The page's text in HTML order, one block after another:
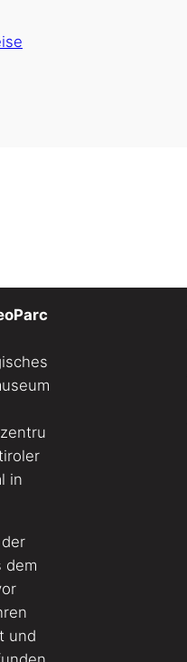
in
dem
und